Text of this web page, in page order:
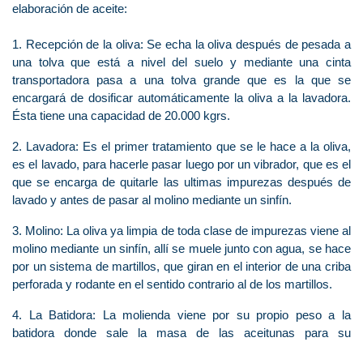
elaboración de aceite:
1. Recepción de la oliva: Se echa la oliva después de pesada a
una tolva que está a nivel del suelo y mediante una cinta
transportadora pasa a una tolva grande que es la que se
encargará de dosificar automáticamente la oliva a la lavadora.
Ésta tiene una capacidad de 20.000 kgrs.
2. Lavadora: Es el primer tratamiento que se le hace a la oliva,
es el lavado, para hacerle pasar luego por un vibrador, que es el
que se encarga de quitarle las ultimas impurezas después de
lavado y antes de pasar al molino mediante un sinfín.
3. Molino: La oliva ya limpia de toda clase de impurezas viene al
molino mediante un sinfín, allí se muele junto con agua, se hace
por un sistema de martillos, que giran en el interior de una criba
perforada y rodante en el sentido contrario al de los martillos.
4. La Batidora: La molienda viene por su propio peso a la
batidora donde sale la masa de las aceitunas para su